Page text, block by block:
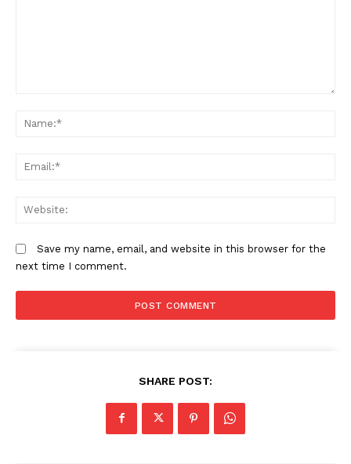
Save my name, email, and website in this browser for the
next time I comment.
SHARE POST: